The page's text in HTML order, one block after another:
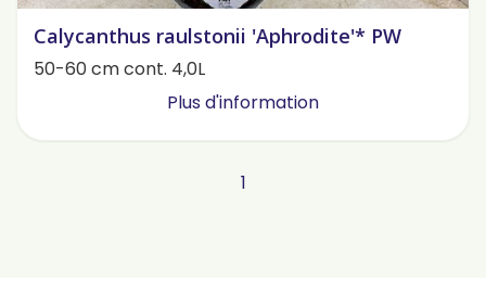
Calycanthus raulstonii 'Aphrodite'* PW
50-60 cm cont. 4,0L
Plus d'information
1